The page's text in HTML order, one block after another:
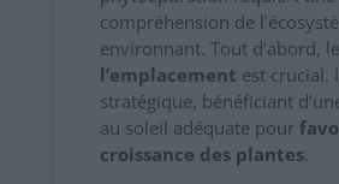
compréhension de
environnant. Tout d’abord, le
l’emplacement est crucial.
stratégique, bénéficiant
au soleil adéquate pour
croissance des plantes.